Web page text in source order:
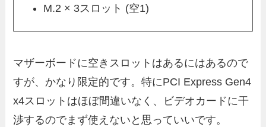
M.2 × 3スロット (空1)
マザーボードに空きスロットはあるにはあるので
すが、かなり限定的です。特にPCI Express Gen4
x4スロットはほぼ間違いなく、ビデオカードに干
渉するのでまず使えないと思っていいです。